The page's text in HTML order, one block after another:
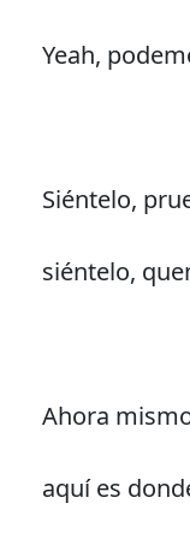
Yeah,
Siéntelo,
siéntelo,
Ahora
aquí es